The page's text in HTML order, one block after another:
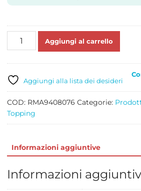
MINITOPPING
220
quantità
Aggiungi al carrello
Aggiungi alla lista dei desideri
COD: RMA9408076 Categorie:
Topping
Informazioni aggiuntive
Informazioni